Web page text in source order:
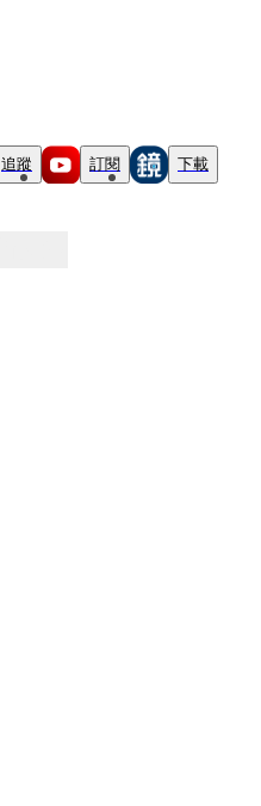
追蹤 訂閱 下載